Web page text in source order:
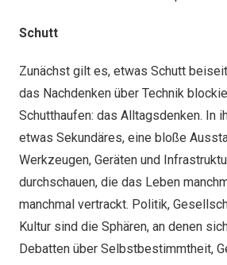
Schutt
Zunächst gilt es, etwas Schutt
das Nachdenken über Technik
Schutthaufen: das Alltagsdenken. In
etwas Sekundäres, eine bloße
Werkzeugen, Geräten und
durchschauen, die das Leben
manchmal vertrackt. Politik,
Kultur sind die Sphären, an denen
Debatten über Selbstbestimmtheit,